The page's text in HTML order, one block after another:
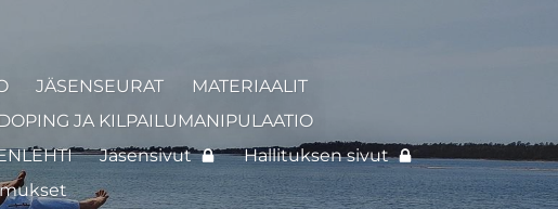
JÄSENSEURAT
MATERIAALIT
JA KILPAILUMANIPULAATIO
Jäsensivut
Hallituksen sivut